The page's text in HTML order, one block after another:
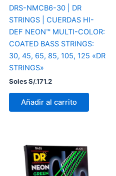
DRS-NMCB6-30 | DR
STRINGS | CUERDAS HI-
DEF NEON™ MULTI-COLOR:
COATED BASS STRINGS:
30, 45, 65, 85, 105, 125 «DR
STRINGS»
Soles S/.171.2
Añadir al carrito